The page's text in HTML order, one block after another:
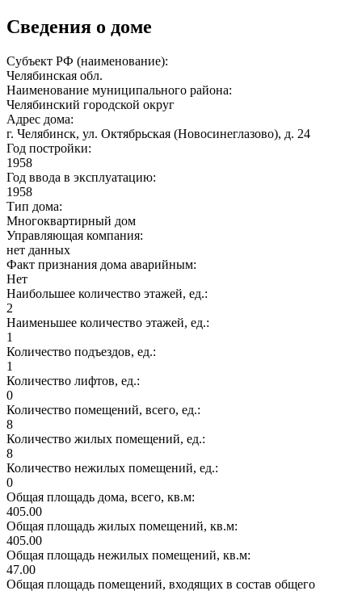
Сведения о доме
Субъект РФ (наименование):
Челябинская обл.
Наименование муниципального района:
Челябинский городской округ
Адрес дома:
г. Челябинск, ул. Октябрьская (Новосинеглазово), д. 24
Год постройки:
1958
Год ввода в эксплуатацию:
1958
Тип дома:
Многоквартирный дом
Управляющая компания:
нет данных
Факт признания дома аварийным:
Нет
Наибольшее количество этажей, ед.:
2
Наименьшее количество этажей, ед.:
1
Количество подъездов, ед.:
1
Количество лифтов, ед.:
0
Количество помещений, всего, ед.:
8
Количество жилых помещений, ед.:
8
Количество нежилых помещений, ед.:
0
Общая площадь дома, всего, кв.м:
405.00
Общая площадь жилых помещений, кв.м:
405.00
Общая площадь нежилых помещений, кв.м:
47.00
Общая площадь помещений, входящих в состав общего